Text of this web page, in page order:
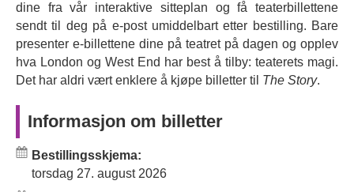
dine fra vår interaktive sitteplan og få teaterbillettene
sendt til deg på e-post umiddelbart etter bestilling. Bare
presenter e-billettene dine på teatret på dagen og opplev
hva London og West End har best å tilby: teaterets magi.
Det har aldri vært enklere å kjøpe billetter til The Story.
Informasjon om billetter
Bestillingsskjema:
torsdag 27. august 2026